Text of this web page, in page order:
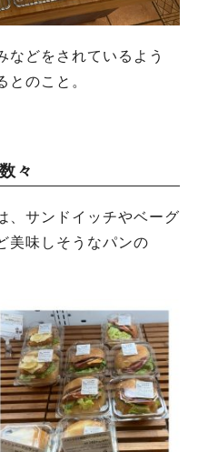
などをされているよう
とのこと。
々
、サンドイッチやベーグ
美味しそうなパンの